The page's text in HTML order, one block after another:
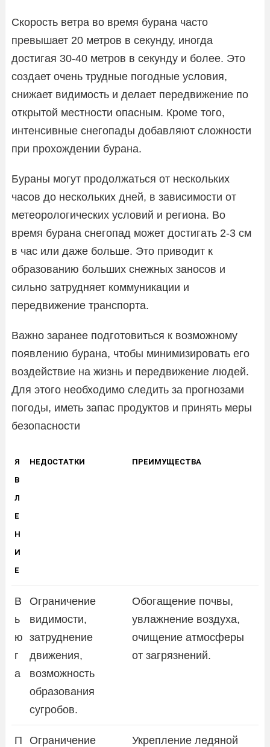
Скорость ветра во время бурана часто
превышает 20 метров в секунду, иногда
достигая 30-40 метров в секунду и более. Это
создает очень трудные погодные условия,
снижает видимость и делает передвижение по
открытой местности опасным. Кроме того,
интенсивные снегопады добавляют сложности
при прохождении бурана.
Бураны могут продолжаться от нескольких
часов до нескольких дней, в зависимости от
метеорологических условий и региона. Во
время бурана снегопад может достигать 2-3 см
в час или даже больше. Это приводит к
образованию больших снежных заносов и
сильно затрудняет коммуникации и
передвижение транспорта.
Важно заранее подготовиться к возможному
появлению бурана, чтобы минимизировать его
воздействие на жизнь и передвижение людей.
Для этого необходимо следить за прогнозами
погоды, иметь запас продуктов и принять меры
безопасности
Я
В
Л
Е
Н
И
Е
НЕДОСТАТКИ ПРЕИМУЩЕСТВА
В
ь
ю
г
а
Ограничение
видимости,
затруднение
движения,
возможность
образования
сугробов.
Обогащение почвы,
увлажнение воздуха,
очищение атмосферы
от загрязнений.
П
Ограничение
Укрепление ледяной